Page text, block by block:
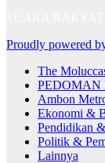
Proudly powered
The
PEDOMAN
Ambon
Ekonomi &
Pendidikan
Politik &
Lainnya